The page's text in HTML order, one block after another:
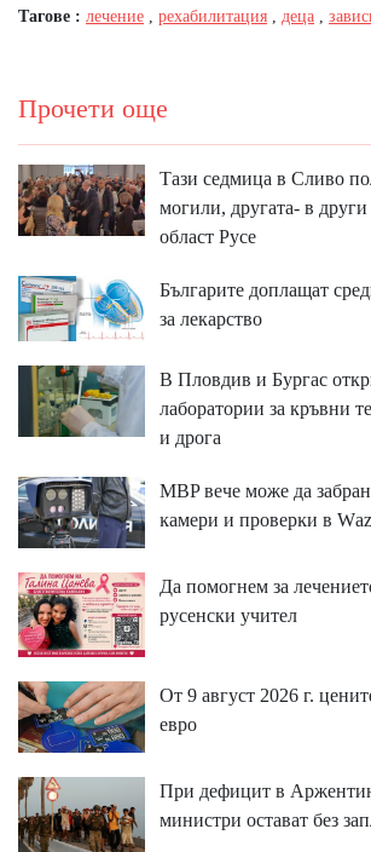
Тагове : лечение рехабилитация деца
Прочети още
Тази седмица в Сливо
могили, другата- в
област Русе
Българите доплащат
за лекарство
В Пловдив и Бургас
лаборатории за кръвни
и дрога
MBP вeчe мoжe дa
ĸaмepи и пpoвepĸи в
Да помогнем за
русенски учител
От 9 август 2026 г.
евро
При дефицит в
министри остават без